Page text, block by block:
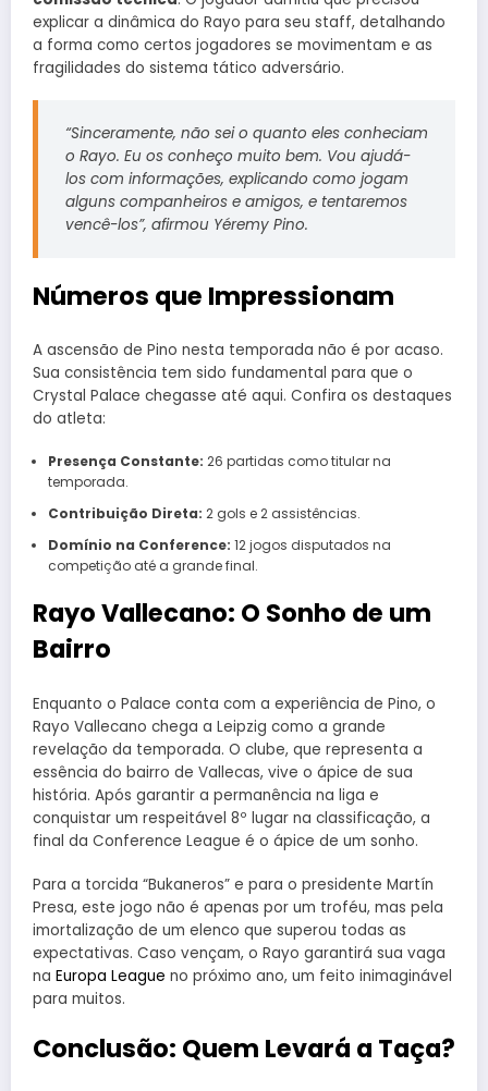
explicar a dinâmica do Rayo para seu staff, detalhando
a forma como certos jogadores se movimentam e as
fragilidades do sistema tático adversário.
“Sinceramente, não sei o quanto eles conheciam
o Rayo. Eu os conheço muito bem. Vou ajudá-
los com informações, explicando como jogam
alguns companheiros e amigos, e tentaremos
vencê-los”, afirmou Yéremy Pino.
Números que Impressionam
A ascensão de Pino nesta temporada não é por acaso.
Sua consistência tem sido fundamental para que o
Crystal Palace chegasse até aqui. Confira os destaques
do atleta:
Presença Constante: 26 partidas como titular na
temporada.
Contribuição Direta: 2 gols e 2 assistências.
Domínio na Conference: 12 jogos disputados na
competição até a grande final.
Rayo Vallecano: O Sonho de um
Bairro
Enquanto o Palace conta com a experiência de Pino, o
Rayo Vallecano chega a Leipzig como a grande
revelação da temporada. O clube, que representa a
essência do bairro de Vallecas, vive o ápice de sua
história. Após garantir a permanência na liga e
conquistar um respeitável 8º lugar na classificação, a
final da Conference League é o ápice de um sonho.
Para a torcida “Bukaneros” e para o presidente Martín
Presa, este jogo não é apenas por um troféu, mas pela
imortalização de um elenco que superou todas as
expectativas. Caso vençam, o Rayo garantirá sua vaga
na Europa League no próximo ano, um feito inimaginável
para muitos.
Conclusão: Quem Levará a Taça?